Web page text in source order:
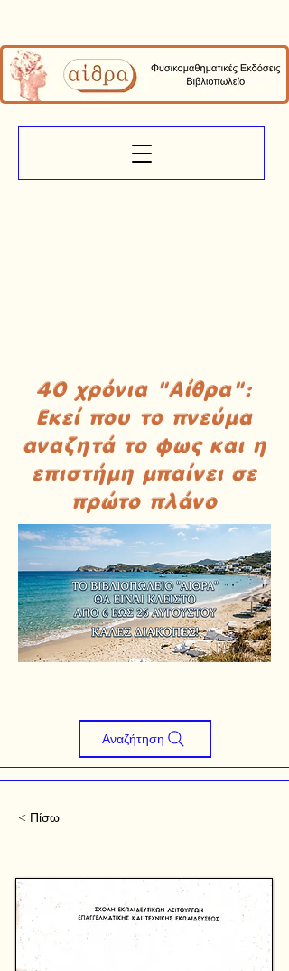
40 χρόνια "Αίθρα":
Εκεί που το πνεύμα
αναζητά το φως και η
επιστήμη μπαίνει σε
πρώτο πλάνο
Αναζήτηση
< Πίσω